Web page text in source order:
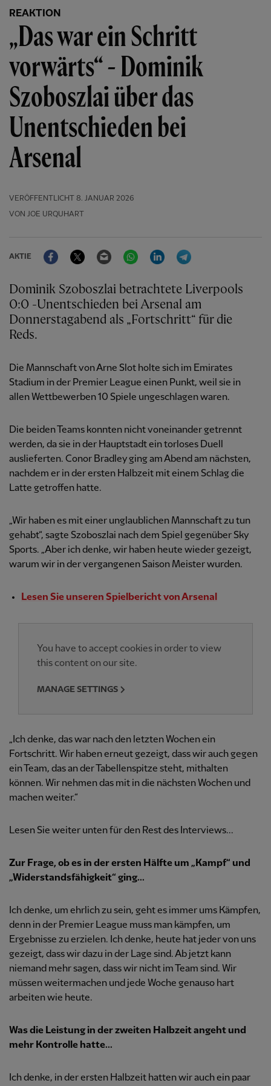
REAKTION
„Das war ein Schritt
vorwärts“ - Dominik
Szoboszlai über das
Unentschieden bei
Arsenal
VERÖFFENTLICHT
8. JANUAR 2026
VON JOE URQUHART
AKTIE
FacebookTwitter Email WhatsAppLinkedIn
Dominik Szoboszlai betrachtete Liverpools
0:0 -Unentschieden bei Arsenal am
Donnerstagabend als „Fortschritt“ für die
Reds.
Die Mannschaft von Arne Slot holte sich im Emirates
Stadium in der Premier League einen Punkt, weil sie in
allen Wettbewerben 10 Spiele ungeschlagen waren.
Die beiden Teams konnten nicht voneinander getrennt
werden, da sie in der Hauptstadt ein torloses Duell
auslieferten. Conor Bradley ging am Abend am nächsten,
nachdem er in der ersten Halbzeit mit einem Schlag die
Latte getroffen hatte.
„Wir haben es mit einer unglaublichen Mannschaft zu tun
gehabt“, sagte Szoboszlai nach dem Spiel gegenüber Sky
Sports. „Aber ich denke, wir haben heute wieder gezeigt,
warum wir in der vergangenen Saison Meister wurden.
Lesen Sie unseren Spielbericht von Arsenal
You have to accept cookies in order to view
this content on our site.
MANAGE SETTINGS
„Ich denke, das war nach den letzten Wochen ein
Fortschritt. Wir haben erneut gezeigt, dass wir auch gegen
ein Team, das an der Tabellenspitze steht, mithalten
können. Wir nehmen das mit in die nächsten Wochen und
machen weiter.“
Lesen Sie weiter unten für den Rest des Interviews...
Zur Frage, ob es in der ersten Hälfte um „Kampf“ und
„Widerstandsfähigkeit“ ging...
Ich denke, um ehrlich zu sein, geht es immer ums Kämpfen,
denn in der Premier League muss man kämpfen, um
Ergebnisse zu erzielen. Ich denke, heute hat jeder von uns
gezeigt, dass wir dazu in der Lage sind. Ab jetzt kann
niemand mehr sagen, dass wir nicht im Team sind. Wir
müssen weitermachen und jede Woche genauso hart
arbeiten wie heute.
Was die Leistung in der zweiten Halbzeit angeht und
mehr Kontrolle hatte...
Ich denke, in der ersten Halbzeit hatten wir auch ein paar